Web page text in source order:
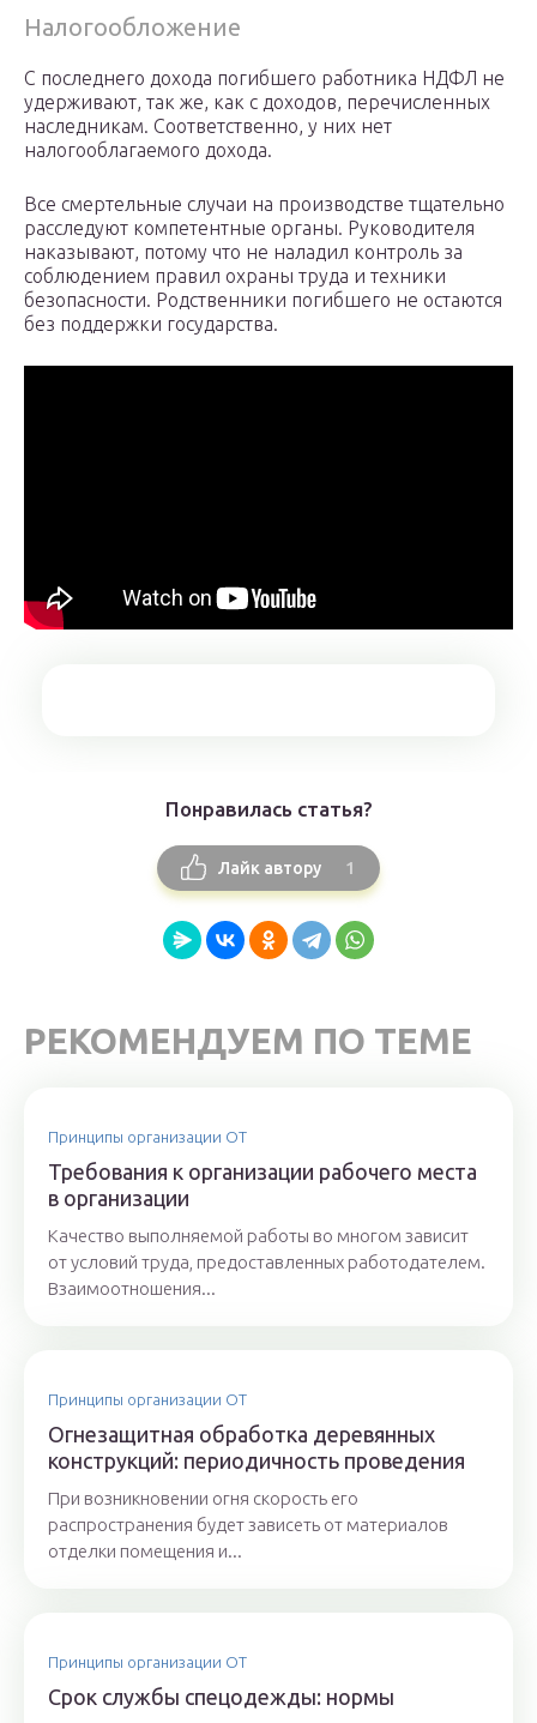
Налогообложение
С последнего дохода погибшего работника НДФЛ не
удерживают, так же, как с доходов, перечисленных
наследникам. Соответственно, у них нет
налогооблагаемого дохода.
Все смертельные случаи на производстве тщательно
расследуют компетентные органы. Руководителя
наказывают, потому что не наладил контроль за
соблюдением правил охраны труда и техники
безопасности. Родственники погибшего не остаются
без поддержки государства.
Понравилась статья?
Лайк автору 1
РЕКОМЕНДУЕМ ПО ТЕМЕ
Принципы организации ОТ
Требования к организации рабочего места
в организации
Качество выполняемой работы во многом зависит
от условий труда, предоставленных работодателем.
Взаимоотношения...
Принципы организации ОТ
Огнезащитная обработка деревянных
конструкций: периодичность проведения
При возникновении огня скорость его
распространения будет зависеть от материалов
отделки помещения и...
Принципы организации ОТ
Срок службы спецодежды: нормы